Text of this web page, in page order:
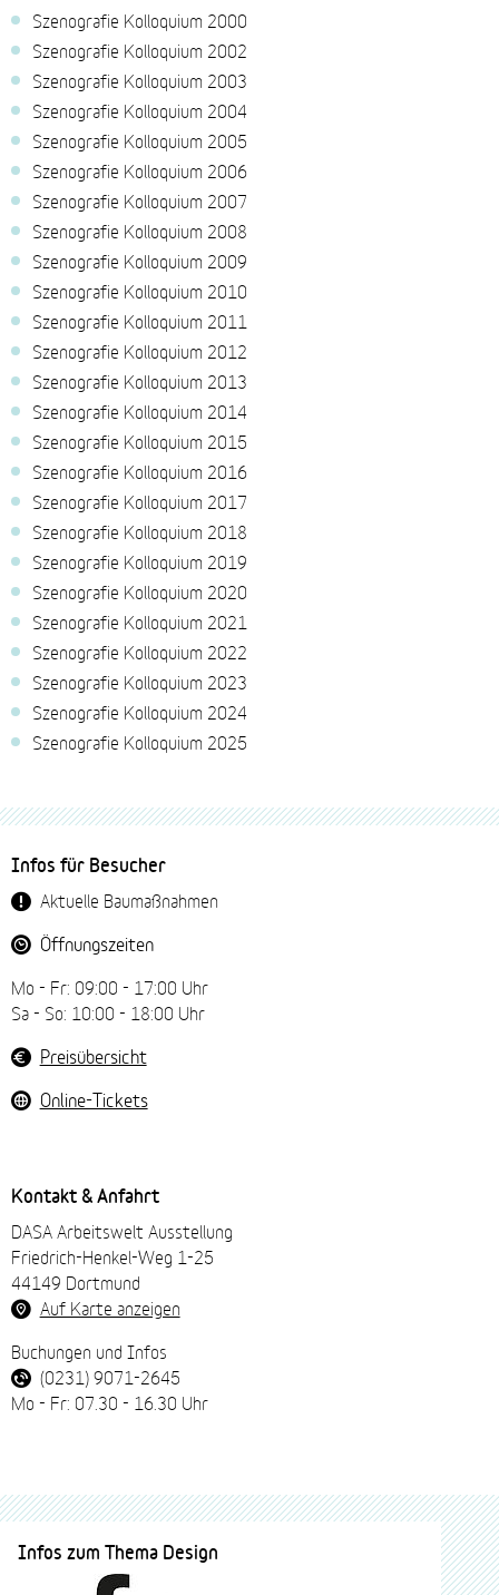
Szenografie Kolloquium 2000
Szenografie Kolloquium 2002
Szenografie Kolloquium 2003
Szenografie Kolloquium 2004
Szenografie Kolloquium 2005
Szenografie Kolloquium 2006
Szenografie Kolloquium 2007
Szenografie Kolloquium 2008
Szenografie Kolloquium 2009
Szenografie Kolloquium 2010
Szenografie Kolloquium 2011
Szenografie Kolloquium 2012
Szenografie Kolloquium 2013
Szenografie Kolloquium 2014
Szenografie Kolloquium 2015
Szenografie Kolloquium 2016
Szenografie Kolloquium 2017
Szenografie Kolloquium 2018
Szenografie Kolloquium 2019
Szenografie Kolloquium 2020
Szenografie Kolloquium 2021
Szenografie Kolloquium 2022
Szenografie Kolloquium 2023
Szenografie Kolloquium 2024
Szenografie Kolloquium 2025
Fussbereich-
Navigation
Infos für Besucher
Aktuelle Baumaßnahmen
Öffnungszeiten
Mo - Fr: 09:00 - 17:00 Uhr
Sa - So: 10:00 - 18:00 Uhr
Preisübersicht
Online-Tickets
Kontakt & Anfahrt
DASA Arbeitswelt Ausstellung
Friedrich-Henkel-Weg 1-25
44149 Dortmund
Auf Karte anzeigen
Buchungen und Infos
(0231) 9071-2645
Mo - Fr: 07.30 - 16.30 Uhr
Infos zum Thema Design